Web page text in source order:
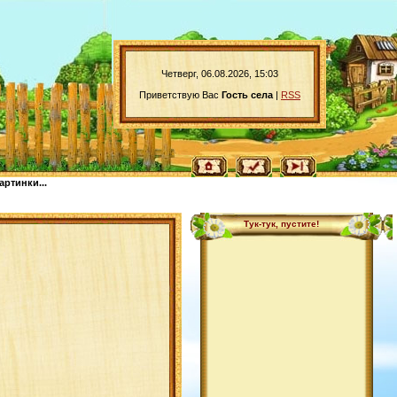
Четверг, 06.08.2026, 15:03
Приветствую Вас Гость села | RSS
Тук-тук, пустите!